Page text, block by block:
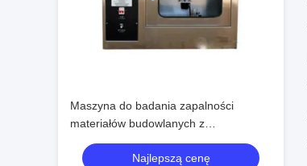
Maszyna do badania zapalności
materiałów budowlanych z
pojedynczym źródłem płomienia ISO
11925-2
Najlepszą cenę